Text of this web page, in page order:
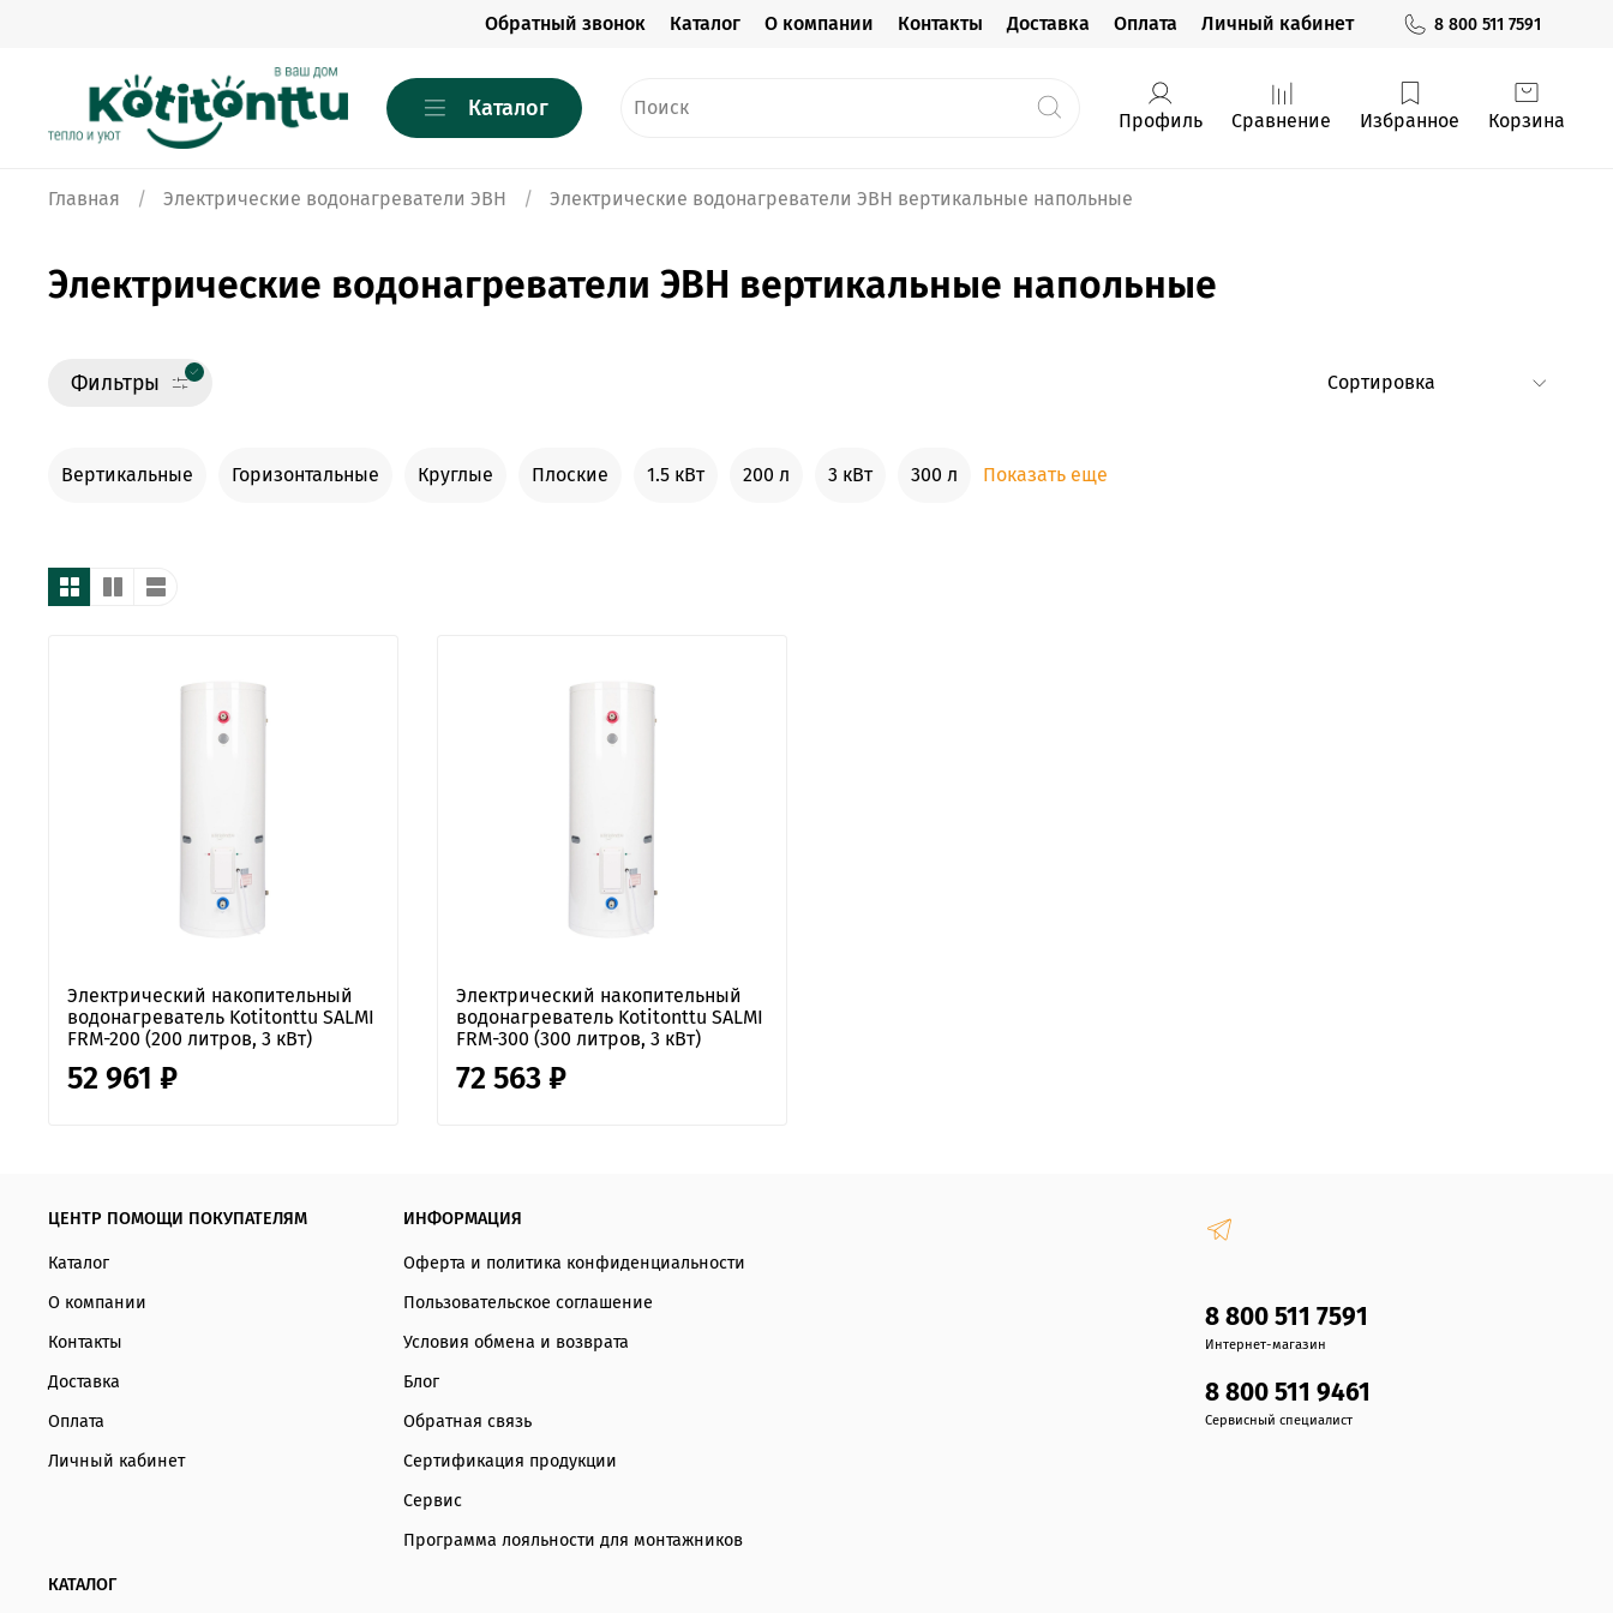
Обратный звонок Каталог О компании Контакты Доставка Оплата Личный кабинет 8 800 511 7591
Каталог Профиль Сравнение Избранное Корзина
Главная Электрические водонагреватели ЭВН Электрические водонагреватели ЭВН вертикальные напольные
Электрические водонагреватели ЭВН вертикальные напольные
Фильтры
Вертикальные Горизонтальные Круглые Плоские 1.5 кВт 200 л 3 кВт 300 л Показать еще
Электрический накопительный
водонагреватель Kotitonttu SALMI
FRM-200 (200 литров, 3 кВт)
52 961 ₽
Электрический накопительный
водонагреватель Kotitonttu SALMI
FRM-300 (300 литров, 3 кВт)
72 563 ₽
ЦЕНТР ПОМОЩИ ПОКУПАТЕЛЯМ
Каталог
О компании
Контакты
Доставка
Оплата
Личный кабинет
ИНФОРМАЦИЯ
Оферта и политика конфиденциальности
Пользовательское соглашение
Условия обмена и возврата
Блог
Обратная связь
Сертификация продукции
Сервис
Программа лояльности для монтажников
КАТАЛОГ
8 800 511 7591
Интернет-магазин
8 800 511 9461
Сервисный специалист